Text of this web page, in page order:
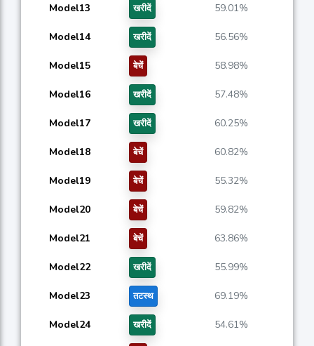
Model13 खरीदें 59.01%
Model14 खरीदें 56.56%
Model15 बेचें 58.98%
Model16 खरीदें 57.48%
Model17 खरीदें 60.25%
Model18 बेचें 60.82%
Model19 बेचें 55.32%
Model20 बेचें 59.82%
Model21 बेचें 63.86%
Model22 खरीदें 55.99%
Model23 तटस्थ 69.19%
Model24 खरीदें 54.61%